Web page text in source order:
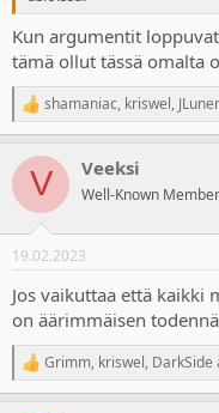
Kun argumentit
tämä ollut tässä omalta
R
e
c
i
s
shamaniac, kriswel,
V Veeksi
Well-Known Member
19.02.2023
Jos vaikuttaa että kaikki
on äärimmäisen
R
e
Grimm, kriswel, DarkSide